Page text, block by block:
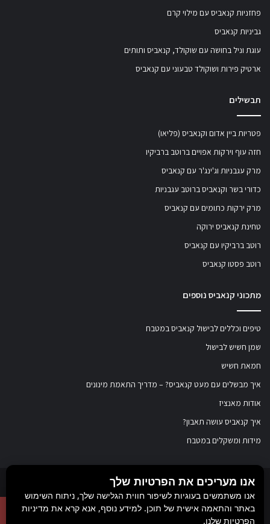
פחזניות קנאביס עם מילוי קרם
גביניות קנאביס
עוגת וניל בחושה עם שוקולד, קנאביס ותותים
ארטיק פירות ושוקולד טבעוני עם קנאביס
תבשילים
פטריות ביין אדום וקנאביס (פליאו)
חזה עוף וירקות אפויים ברוטב ברביקיו
מרק עגבניות וג'ינג'ר עם קנאביס
כדורי בשר וקנאביס ברוטב עגבניות
מרק ירקות כתומים עם קנאביס
טחינת קנאביס ירוקה
רוטב ברביקיו עם קנאביס
רוטב פסטו קנאביס
מתכוני קנאביס נוספים
טיפים וכללים לבישול קנאביס במטבח
שמן חשיש לבישול
חמאת חשיש
איך מבשלים עם מעט קנאביס? – מדריך התאמת מינונים
אודות מאנציז
איך קנאביס עושה תאבון?
מידות ומשקלים במטבח
© כל הזכויות שמורות ל
, 2017-2026. אין במידע באתר זה תחליף להוועצות עם
רופא או רוקח בטרם רכישת תכשיר והתחלת הטיפול בו. יש לעיין בעלון לצרכן לפני
אנו מעריכים את הפרטיות שלך
אנו משתמשים בעוגיות לשיפור חווית הגלישה שלך, ניתוח השימוש
באתר והתאמה אישית של תוכן. למידע נוסף, אנא קרא את מדיניות
הפרטיות שלנו.